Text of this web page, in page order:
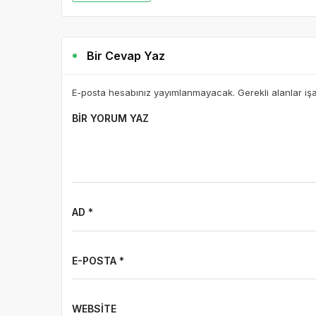
Bir Cevap Yaz
E-posta hesabınız yayımlanmayacak. Gerekli alanlar
BIR YORUM YAZ
AD *
E-POSTA *
WEBSITE